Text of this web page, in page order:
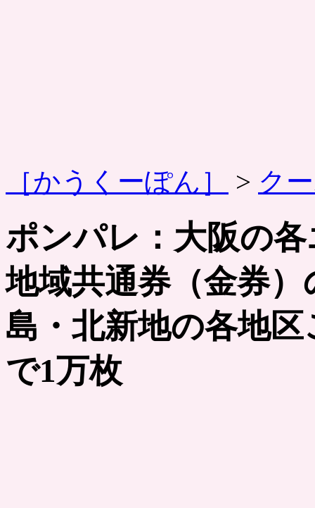
［かうくーぽん］ > ク
ポンパレ：大阪の
地域共通券（金券
島・北新地の各地区
で1万枚